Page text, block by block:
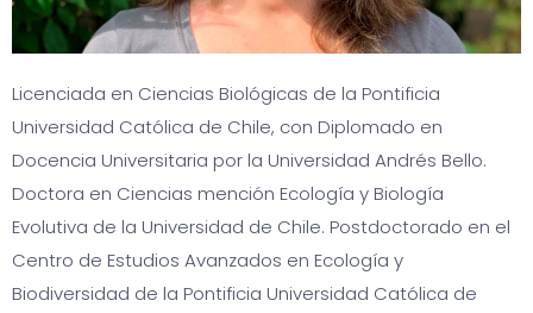
Licenciada en Ciencias Biológicas de la Pontificia
Universidad Católica de Chile, con Diplomado en
Docencia Universitaria por la Universidad Andrés Bello.
Doctora en Ciencias mención Ecología y Biología
Evolutiva de la Universidad de Chile. Postdoctorado en el
Centro de Estudios Avanzados en Ecología y
Biodiversidad de la Pontificia Universidad Católica de